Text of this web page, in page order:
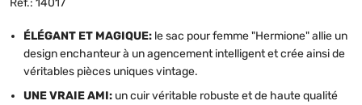
ÉLÉGANT ET MAGIQUE: le sac pour femme "Hermione" allie un
design enchanteur à un agencement intelligent et crée ainsi de
véritables pièces uniques vintage.
UNE VRAIE AMI: un cuir véritable robuste et de haute qualité